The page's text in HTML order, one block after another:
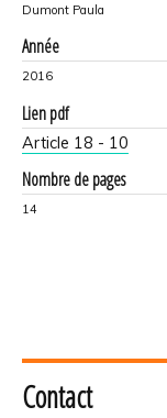
Dumont Paula
Année
2016
Lien pdf
Article 18 - 10
Nombre de pages
14
Contact